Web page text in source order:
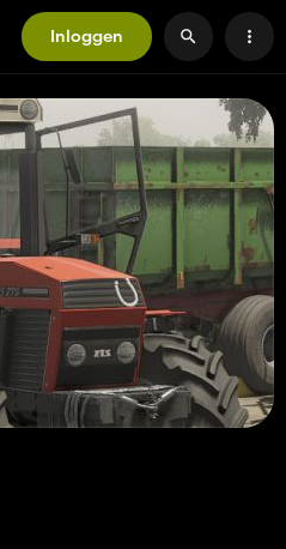
Inloggen